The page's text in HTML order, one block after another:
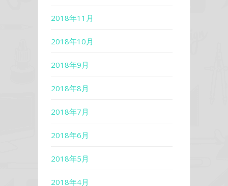
2018年11月
2018年10月
2018年9月
2018年8月
2018年7月
2018年6月
2018年5月
2018年4月